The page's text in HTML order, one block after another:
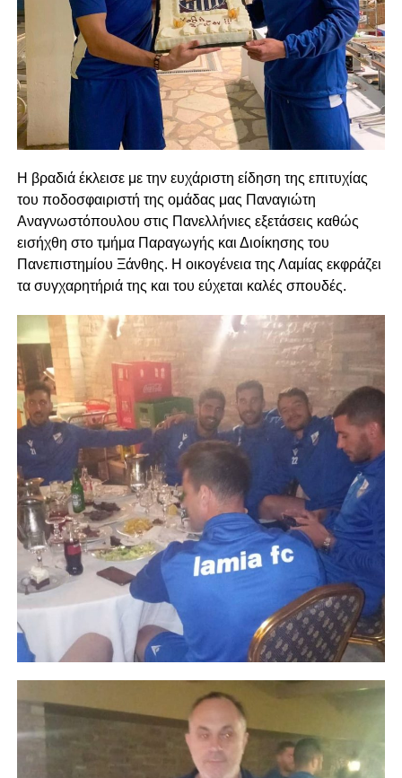
Η βραδιά έκλεισε με την ευχάριστη είδηση της επιτυχίας
του ποδοσφαιριστή της ομάδας μας Παναγιώτη
Αναγνωστόπουλου στις Πανελλήνιες εξετάσεις καθώς
εισήχθη στο τμήμα Παραγωγής και Διοίκησης του
Πανεπιστημίου Ξάνθης. Η οικογένεια της Λαμίας εκφράζει
τα συγχαρητήριά της και του εύχεται καλές σπουδές.